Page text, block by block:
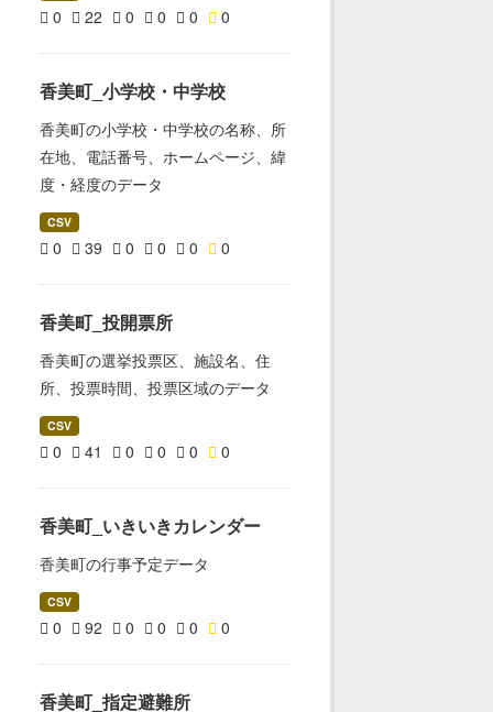
0 22 0 0 0 0
香美町_小学校・中学校
香美町の小学校・中学校の名称、所
在地、電話番号、ホームページ、緯
度・経度のデータ
CSV
0 39 0 0 0 0
香美町_投開票所
香美町の選挙投票区、施設名、住
所、投票時間、投票区域のデータ
CSV
0 41 0 0 0 0
香美町_いきいきカレンダー
香美町の行事予定データ
CSV
0 92 0 0 0 0
香美町_指定避難所